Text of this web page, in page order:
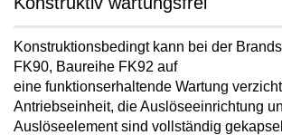
Konstruktionsbedingt kann bei der
FK90, Baureihe FK92 auf
eine funktionserhaltende Wartung
Antriebseinheit, die Auslöseeinrichtung
Auslöseelement sind vollständig